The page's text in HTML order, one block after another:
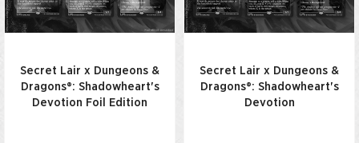
Secret Lair x Dungeons &
Dragons®: Shadowheart's
Devotion Foil Edition
Secret Lair x Dungeons &
Dragons®: Shadowheart's
Devotion